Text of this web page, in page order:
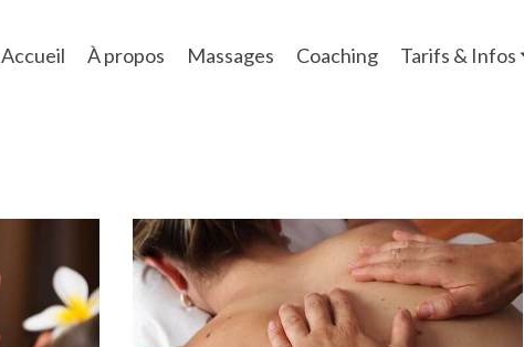
Accueil À propos Massages Coaching Tarifs & Infos